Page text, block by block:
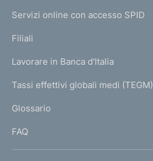
e
a
g
N
K
T
I
I
Servizi online con accesso SPID
Filiali
Lavorare in Banca d'Italia
Tassi effettivi globali medi (TEGM)
Glossario
FAQ